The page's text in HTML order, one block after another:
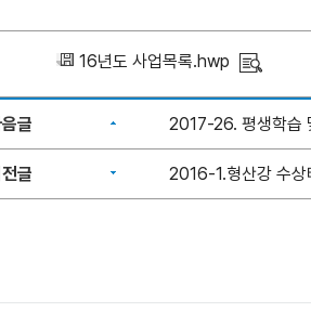
16년도 사업목록.hwp
글 2017-26. 평생학습
글 2016-1.형산강 수상